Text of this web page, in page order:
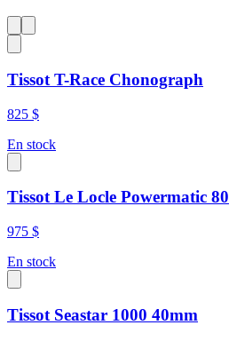
Tissot T-Race Chonograph
825 $
En stock
Tissot Le Locle Powermatic 80
975 $
En stock
Tissot Seastar 1000 40mm